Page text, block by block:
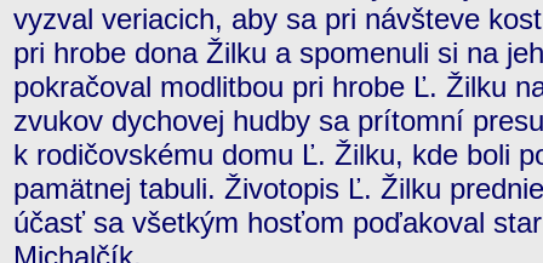
vyzval veriacich, aby sa pri návšteve
pri hrobe dona Žilku a spomenuli si na
pokračoval modlitbou pri hrobe Ľ. Žilku
zvukov dychovej hudby sa prítomní
k rodičovskému domu Ľ. Žilku, kde boli
pamätnej tabuli. Životopis Ľ. Žilku
účasť sa všetkým hosťom poďakoval
Michalčík.